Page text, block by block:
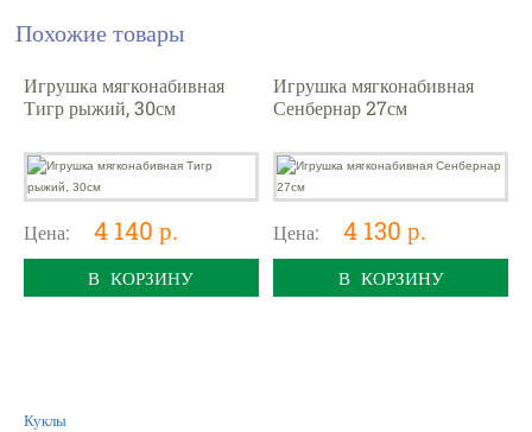
Похожие товары
Игрушка мягконабивная
Тигр рыжий, 30см
Цена: 4 140 р.
В КОРЗИНУ
Игрушка мягконабивная
Сенбернар 27см
Цена: 4 130 р.
В КОРЗИНУ
Куклы